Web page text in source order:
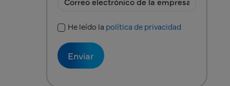
Política de privacidad
He leído la política de privacidad